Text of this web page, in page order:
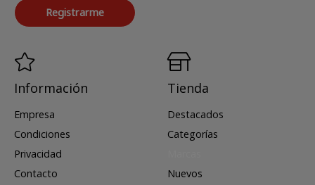
Registrarme
Información
Empresa
Condiciones
Privacidad
Contacto
Tienda
Destacados
Categorías
Nuevos